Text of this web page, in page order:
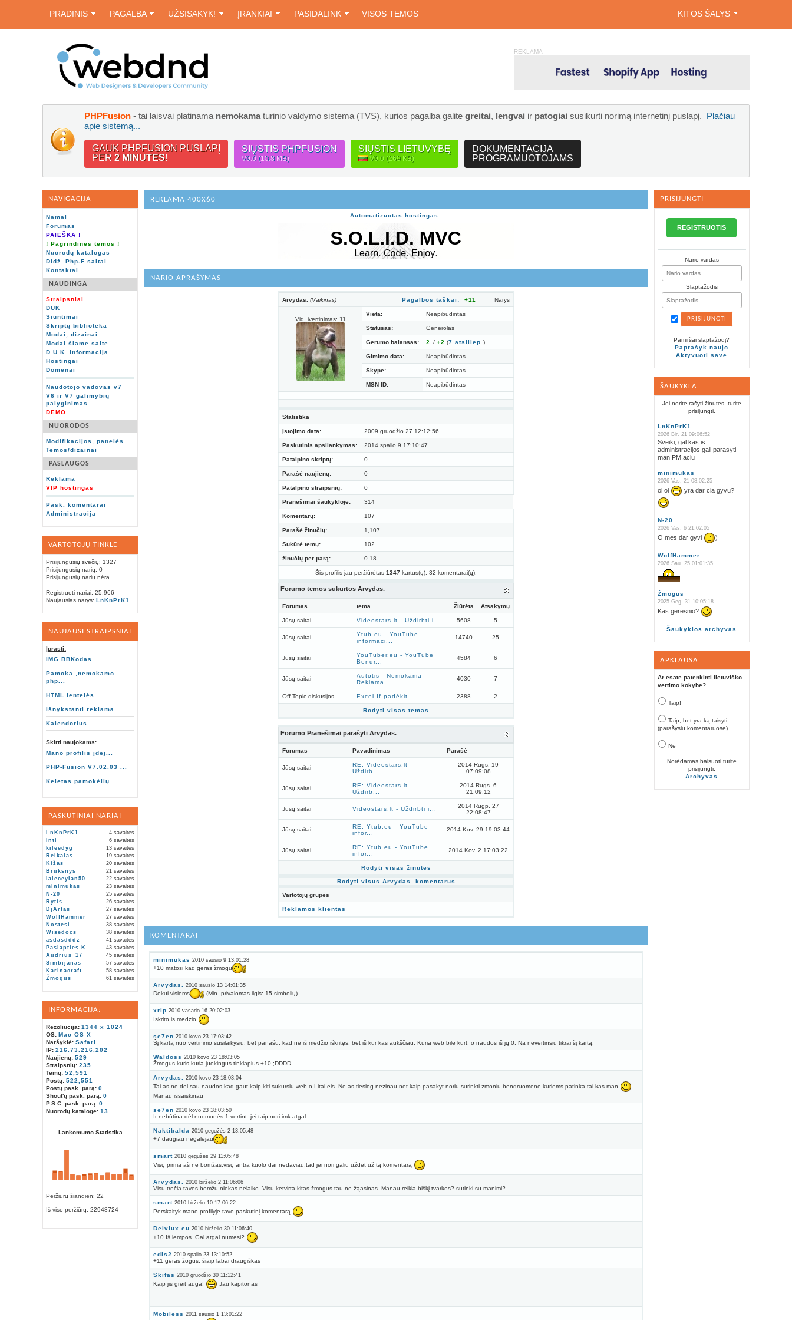
PRADINIS PAGALBA UŽSISAKYK! ĮRANKIAI PASIDALINK VISOS TEMOS KITOS ŠALYS
REKLAMA
PHPFusion - tai laisvai platinama nemokama turinio valdymo sistema (TVS), kurios pagalba galite greitai, lengvai ir patogiai susikurti norimą internetinį puslapį. Plačiau
apie sistemą...
GAUK PHPFUSION PUSLAPĮ
PER 2 MINUTES!
SIŲSTIS PHPFUSION
V9.0 (10.8 MB)
SIŲSTIS LIETUVYBĘ
V9.0 (269 KB)
DOKUMENTACIJA
PROGRAMUOTOJAMS
NAVIGACIJA
Namai
Forumas
PAIEŠKA !
! Pagrindinės temos !
Nuorodų katalogas
Didž. Php-F saitai
Kontaktai
NAUDINGA
Straipsniai
DUK
Siuntimai
Skriptų biblioteka
Modai, dizainai
Modai šiame saite
D.U.K. Informacija
Hostingai
Domenai
Naudotojo vadovas v7
V6 ir V7 galimybių
palyginimas
DEMO
NUORODOS
Modifikacijos, panelės
Temos/dizainai
PASLAUGOS
Reklama
VIP hostingas
Pask. komentarai
Administracija
VARTOTOJŲ TINKLE
Prisijungusių svečių: 1327
Prisijungusių narių: 0
Prisijungusių narių nėra
Registruoti nariai: 25,966
Naujausias narys: LnKnPrK1
NAUJAUSI STRAIPSNIAI
Įprasti:
IMG BBKodas
Pamoka ,nemokamo
php...
HTML lentelės
Išnykstanti reklama
Kalendorius
Skirti naujokams:
Mano profilis įdėj...
PHP-Fusion V7.02.03 ...
Keletas pamokėlių ...
PASKUTINIAI NARIAI
LnKnPrK1
4 savaitės
inti
6 savaitės
kileedyg
13 savaitės
Reikalas
19 savaitės
Kižas
20 savaitės
Bruksnys
21 savaitės
laleceylan50
22 savaitės
minimukas
23 savaitės
N-20
25 savaitės
Rytis
26 savaitės
DjArtas
27 savaitės
WolfHammer
27 savaitės
Nostesi
38 savaitės
Wisedocs
38 savaitės
asdasdddz
41 savaitės
Paslapties K...
43 savaitės
Audrius_17
45 savaitės
Simbijanas
57 savaitės
Karinacraft
58 savaitės
Žmogus
61 savaitės
INFORMACIJA:
Rezoliucija: 1344 x 1024
OS: Mac OS X
Naršyklė: Safari
IP: 216.73.216.202
Naujienų: 529
Straipsnių: 235
Temų: 52,591
Postų: 522,551
Postų pask. parą: 0
Shout'ų pask. parą: 0
P.S.C. pask. parą: 0
Nuorodų kataloge: 13
Lankomumo Statistika
Peržiūrų šiandien: 22
Iš viso peržiūrų: 22948724
PRISIJUNGTI
REGISTRUOTIS
Nario vardas
Slaptažodis
Pamiršai slaptažodį?
Paprašyk naujo
Aktyvuoti save
ŠAUKYKLA
Jei norite rašyti žinutes, turite
prisijungti.
LnKnPrK1
2026 Bir. 21 09:06:52
Sveiki, gal kas is
administracijos gali parasyti
man PM,aciu
minimukas
2026 Vas. 21 08:02:25
oi oi yra dar cia gyvu?
N-20
2026 Vas. 6 21:02:05
O mes dar gyvi )
WolfHammer
2026 Sau. 25 01:01:35
Žmogus
2025 Geg. 31 10:05:18
Kas geresnio?
Šaukyklos archyvas
APKLAUSA
Ar esate patenkinti lietuviško
vertimo kokybe?
Taip!
Taip, bet yra ką taisyti
(parašysiu komentaruose)
Ne
Norėdamas balsuoti turite
prisijungti.
Archyvas
REKLAMA 400X60
Automatizuotas hostingas
NARIO APRAŠYMAS
Arvydas. (Vaikinas) Pagalbos taškai: +11 Narys
Vid. įvertinimas: 11
Vieta: Neapibūdintas
Statusas: Generolas
Gerumo balansas: 2 / +2 (7 atsiliep. )
Gimimo data: Neapibūdintas
Skype: Neapibūdintas
MSN ID: Neapibūdintas
Statistika
Įstojimo data: 2009 gruodžio 27 12:12:56
Paskutinis apsilankymas: 2014 spalio 9 17:10:47
Patalpino skriptų: 0
Parašė naujienų: 0
Patalpino straipsnių: 0
Pranešimai šaukykloje: 314
Komentarų: 107
Parašė žinučių: 1,107
Sukūrė temų: 102
žinučių per parą: 0.18
Šis profilis jau peržiūrėtas 1347 kartus(ų). 32 komentarai(ų).
Forumo temos sukurtos Arvydas.
Forumas tema Žiūrėta Atsakymų
Jūsų saitai Videostars.lt - Uždirbti i... 5608 5
Jūsų saitai
Ytub.eu - YouTube
informaci...
14740 25
Jūsų saitai
YouTuber.eu - YouTube
Bendr...
4584 6
Jūsų saitai
Autotis - Nemokama
Reklama
4030 7
Off-Topic diskusijos Excel If padėkit 2388 2
Rodyti visas temas
Forumo Pranešimai parašyti Arvydas.
Forumas Pavadinimas Parašė
Jūsų saitai
RE: Videostars.lt -
Uždirb...
2014 Rugs. 19
07:09:08
Jūsų saitai
RE: Videostars.lt -
Uždirb...
2014 Rugs. 6
21:09:12
Jūsų saitai Videostars.lt - Uždirbti i...
2014 Rugp. 27
22:08:47
Jūsų saitai
RE: Ytub.eu - YouTube
infor...
2014 Kov. 29 19:03:44
Jūsų saitai
RE: Ytub.eu - YouTube
infor...
2014 Kov. 2 17:03:22
Rodyti visas žinutes
Rodyti visus Arvydas. komentarus
Vartotojų grupės
Reklamos klientas
KOMENTARAI
minimukas 2010 sausio 9 13:01:28
+10 matosi kad geras žmogu
Arvydas. 2010 sausio 13 14:01:35
Dekui visiems (Min. privalomas ilgis: 15 simbolių)
xrip 2010 vasario 16 20:02:03
Iskrito is medzio
se7en 2010 kovo 23 17:03:42
Šį kartą nuo vertinimo susilaikysiu, bet panašu, kad ne iš medžio iškritęs, bet iš kur kas aukščiau. Kuria web bile kurt, o naudos iš jų 0. Na nevertinsiu tikrai šį kartą.
Waldoss 2010 kovo 23 18:03:05
Žmogus kuris kuria juokingus tinklapius +10 ;DDDD
Arvydas. 2010 kovo 23 18:03:04
Tai as ne del sau naudos,kad gaut kaip kiti sukursiu web o Litai eis. Ne as tiesiog nezinau net kaip pasakyt noriu surinkti zmoniu bendruomene kuriems patinka tai kas man
Manau issaiskinau
se7en 2010 kovo 23 18:03:50
Ir nebūtina dėl nuomonės 1 vertint. jei taip nori imk atgal...
Naktibalda 2010 gegužės 2 13:05:48
+7 daugiau negalėjau
smart 2010 gegužės 29 11:05:48
Visų pirma aš ne bomžas,visų antra kuolo dar nedaviau,tad jei nori galiu uždėt už tą komentarą
Arvydas. 2010 birželio 2 11:06:06
Visu trečia taves bomžu niekas nelaiko. Visu ketvirta kitas žmogus tau ne žąasinas. Manau reikia biškį tvarkos? sutinki su manimi?
smart 2010 birželio 10 17:06:22
Perskaityk mano profilyje tavo paskutinį komentarą
Deiviux.eu 2010 birželio 30 11:06:40
+10 Iš lempos. Gal atgal numesi?
edis2 2010 spalio 23 13:10:52
+11 geras žogus, šiaip labai draugiškas
Skifas 2010 gruodžio 30 11:12:41
Kaip jis greit auga! Jau kapitonas
Mobiless 2011 sausio 1 13:01:22